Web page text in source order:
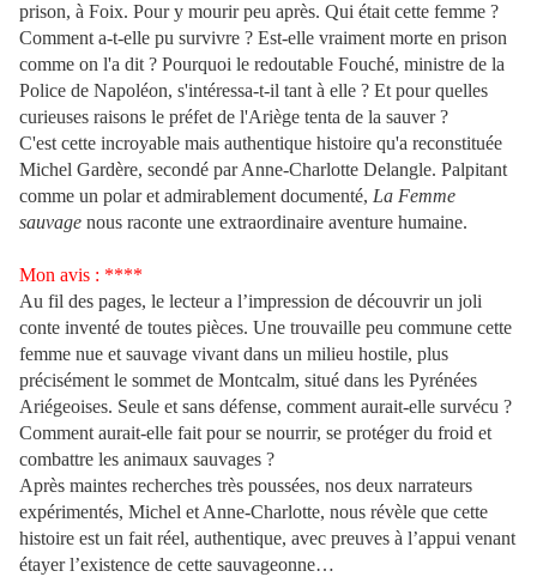
prison, à Foix. Pour y mourir peu après. Qui était cette femme ?
Comment a-t-elle pu survivre ? Est-elle vraiment morte en prison
comme on l'a dit ? Pourquoi le redoutable Fouché, ministre de la
Police de Napoléon, s'intéressa-t-il tant à elle ? Et pour quelles
curieuses raisons le préfet de l'Ariège tenta de la sauver ?
C'est cette incroyable mais authentique histoire qu'a reconstituée
Michel Gardère, secondé par Anne-Charlotte Delangle. Palpitant
comme un polar et admirablement documenté, La Femme
sauvage nous raconte une extraordinaire aventure humaine.
Mon avis : ****
Au fil des pages, le lecteur a l’impression de découvrir un joli
conte inventé de toutes pièces. Une trouvaille peu commune cette
femme nue et sauvage vivant dans un milieu hostile, plus
précisément le sommet de Montcalm, situé dans les Pyrénées
Ariégeoises. Seule et sans défense, comment aurait-elle survécu ?
Comment aurait-elle fait pour se nourrir, se protéger du froid et
combattre les animaux sauvages ?
Après maintes recherches très poussées, nos deux narrateurs
expérimentés, Michel et Anne-Charlotte, nous révèle que cette
histoire est un fait réel, authentique, avec preuves à l’appui venant
étayer l’existence de cette sauvageonne…